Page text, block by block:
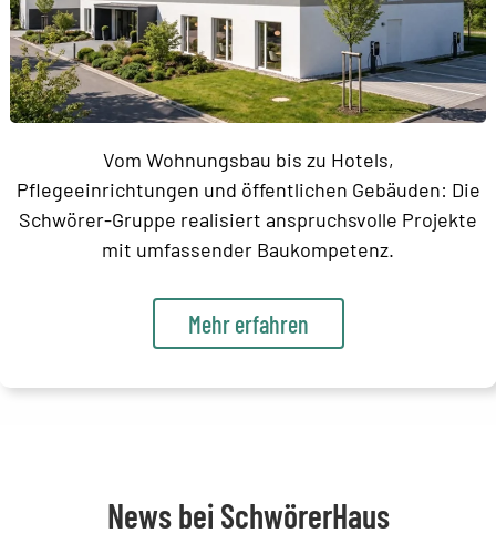
Vom Wohnungsbau bis zu Hotels,
Pflegeeinrichtungen und öffentlichen Gebäuden: Die
Schwörer-Gruppe realisiert anspruchsvolle Projekte
mit umfassender Baukompetenz.
Mehr erfahren
News bei SchwörerHaus